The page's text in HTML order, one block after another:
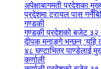
अपेक्षाबागमती प्रदेशका
प्रदेशमा ट्रायल पास
गण्डकी
गण्डकी प्रदेशको बजेट ३२
दीपक मनाङ्गे भन्छन् ‘यहि
४८ घण्टाभित्र पाण्डेलाई
कर्णाली